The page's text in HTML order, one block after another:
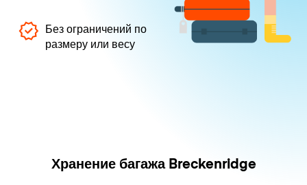
Без ограничений по
размеру или весу
Хранение багажа Breckenridge